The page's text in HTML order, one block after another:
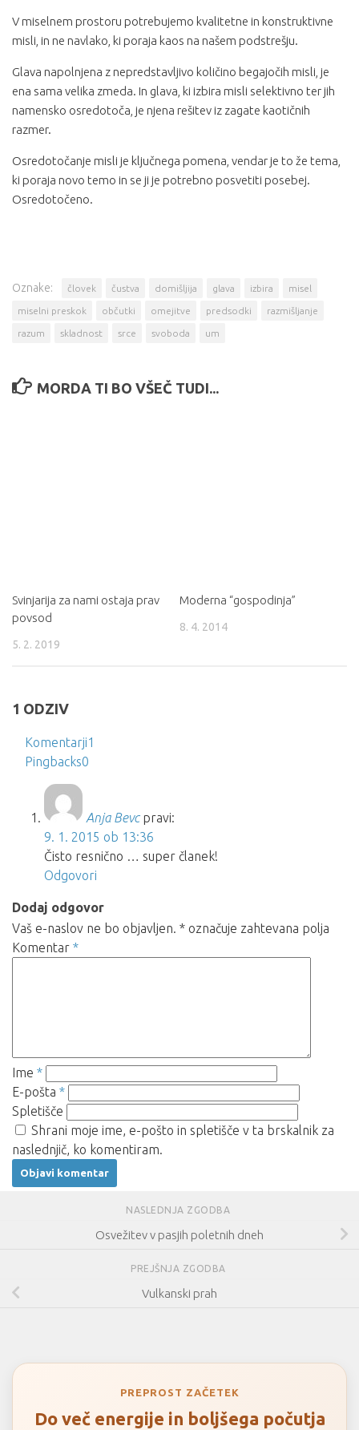
V miselnem prostoru potrebujemo kvalitetne in konstruktivne
misli, in ne navlako, ki poraja kaos na našem podstrešju.
Glava napolnjena z nepredstavljivo količino begajočih misli, je
ena sama velika zmeda. In glava, ki izbira misli selektivno ter jih
namensko osredotoča, je njena rešitev iz zagate kaotičnih
razmer.
Osredotočanje misli je ključnega pomena, vendar je to že tema,
ki poraja novo temo in se ji je potrebno posvetiti posebej.
Osredotočeno.
Oznake: človek čustva domišljija glava izbira misel
miselni preskok občutki omejitve predsodki razmišljanje
razum skladnost srce svoboda um
MORDA TI BO VŠEČ TUDI...
Svinjarija za nami ostaja prav
povsod
5. 2. 2019
Moderna “gospodinja”
8. 4. 2014
1 ODZIV
Komentarji1
Pingbacks0
Anja Bevc pravi:
9. 1. 2015 ob 13:36
Čisto resnično … super članek!
Odgovori
Dodaj odgovor
Vaš e-naslov ne bo objavljen. * označuje zahtevana polja
Komentar *
Ime *
E-pošta *
Spletišče
Shrani moje ime, e-pošto in spletišče v ta brskalnik za
naslednjič, ko komentiram.
NASLEDNJA ZGODBA
Osvežitev v pasjih poletnih dneh
PREJŠNJA ZGODBA
Vulkanski prah
PREPROST ZAČETEK
Do več energije in boljšega počutja